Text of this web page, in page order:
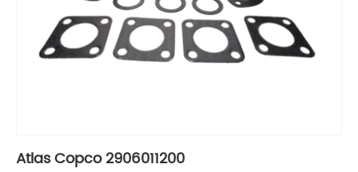
Atlas Copco 2906011200